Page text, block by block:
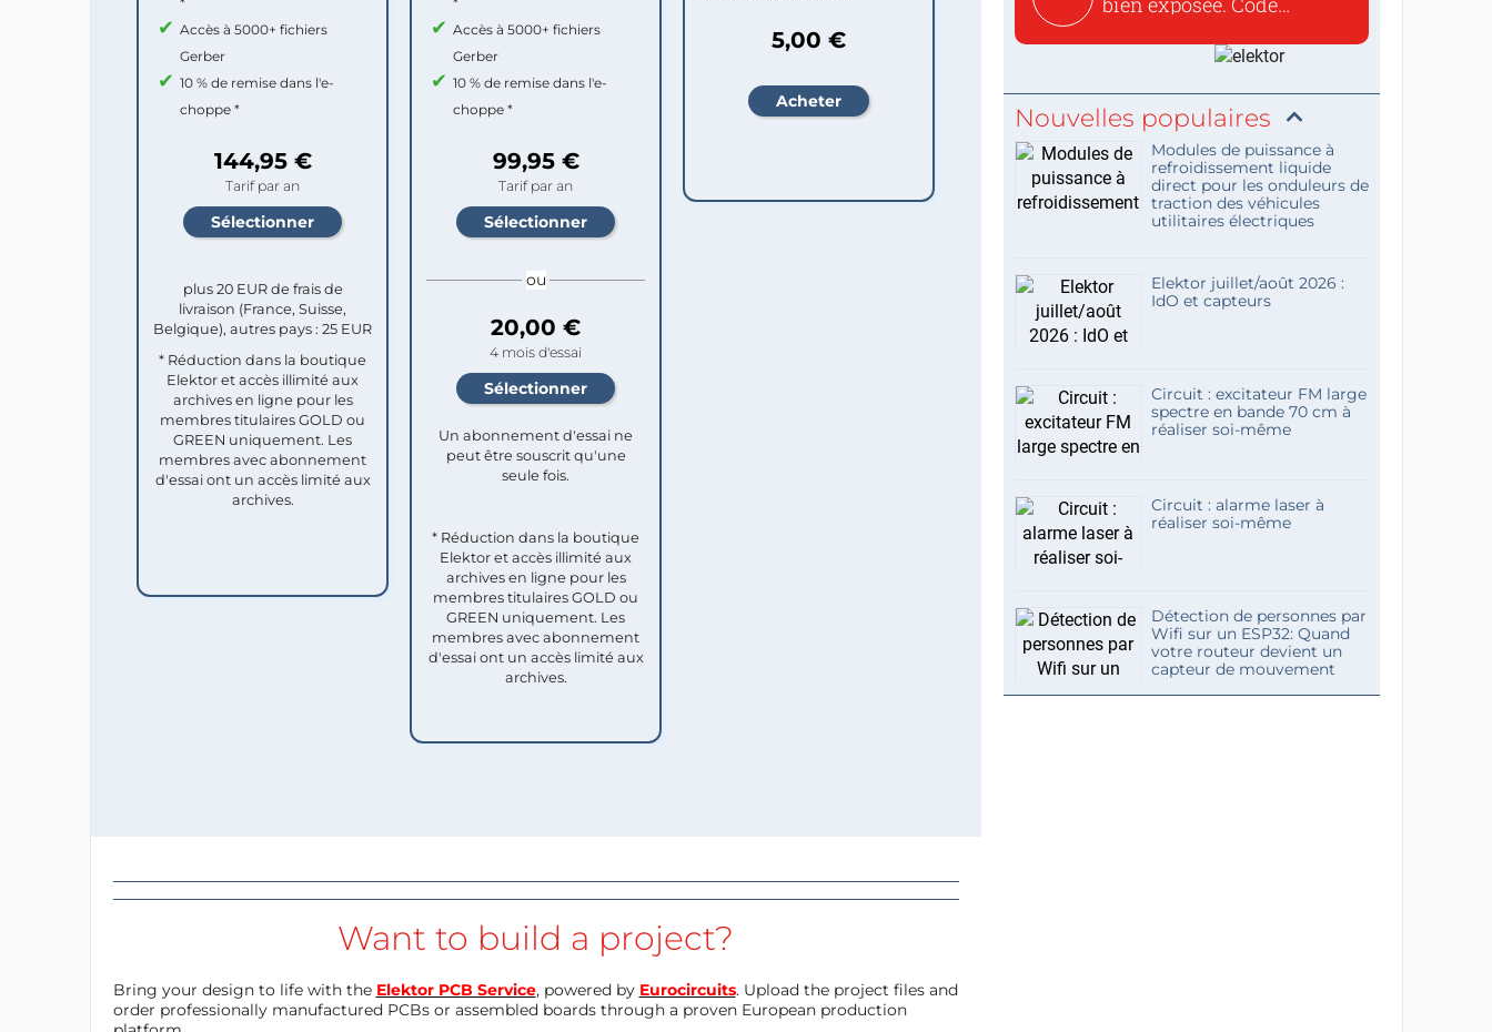
Accès à 5000+ fichiers
Gerber
10 % de remise dans l'e-
choppe *
144,95 €
Tarif par an
plus 20 EUR de frais de
livraison (France, Suisse,
Belgique), autres pays : 25 EUR
* Réduction dans la boutique
Elektor et accès illimité aux
archives en ligne pour les
membres titulaires GOLD ou
GREEN uniquement. Les
membres avec abonnement
d'essai ont un accès limité aux
archives.
Accès à 5000+ fichiers
Gerber
10 % de remise dans l'e-
choppe *
99,95 €
Tarif par an
ou
20,00 €
4 mois d'essai
Un abonnement d'essai ne
peut être souscrit qu'une
seule fois.​
* Réduction dans la boutique
Elektor et accès illimité aux
archives en ligne pour les
membres titulaires GOLD ou
GREEN uniquement. Les
membres avec abonnement
d'essai ont un accès limité aux
archives.
5,00 €
Want to build a project?
Bring your design to life with the Elektor PCB Service, powered by Eurocircuits. Upload the project files and
order professionally manufactured PCBs or assembled boards through a proven European production
Nouvelles populaires
Modules de puissance à
refroidissement liquide
direct pour les onduleurs de
traction des véhicules
utilitaires électriques
Elektor juillet/août 2026 :
IdO et capteurs
Circuit : excitateur FM large
spectre en bande 70 cm à
réaliser soi-même
Circuit : alarme laser à
réaliser soi-même
Détection de personnes par
Wifi sur un ESP32: Quand
votre routeur devient un
capteur de mouvement